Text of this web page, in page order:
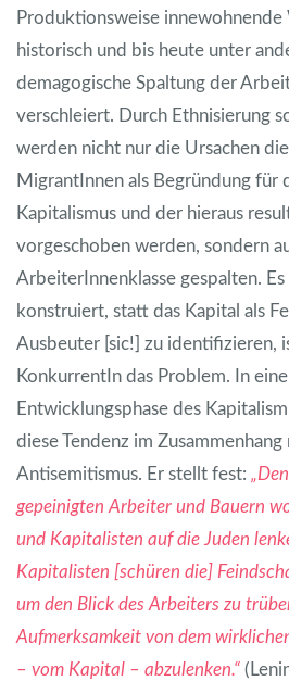
Produktionsweise
historisch und bis heute unter
demagogische Spaltung der
verschleiert. Durch Ethnisierung
werden nicht nur die Ursachen
MigrantInnen als Begründung für
Kapitalismus und der hieraus
vorgeschoben werden, sondern
ArbeiterInnenklasse gespalten.
konstruiert, statt das Kapital als
Ausbeuter [sic!] zu identifizieren,
KonkurrentIn das Problem. In
Entwicklungsphase des
diese Tendenz im
Antisemitismus. Er stellt fest:
gepeinigten Arbeiter und Bauern
und Kapitalisten auf die Juden
Kapitalisten [schüren die]
um den Blick des Arbeiters zu
Aufmerksamkeit von dem
– vom Kapital – abzulenken.“